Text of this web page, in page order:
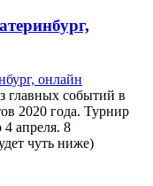
главных событий в
2020 года. Турнир
4 апреля. 8
чуть ниже)